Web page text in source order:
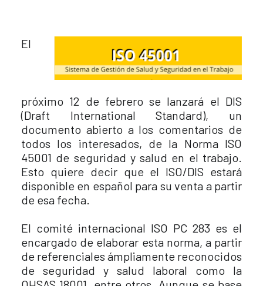
El
próximo 12 de febrero se lanzará el DIS
(Draft International Standard), un
documento abierto a los comentarios de
todos los interesados, de la Norma ISO
45001 de seguridad y salud en el trabajo.
Esto quiere decir que el ISO/DIS estará
disponible en español para su venta a partir
de esa fecha.
El comité internacional ISO PC 283 es el
encargado de elaborar esta norma, a partir
de referenciales ámpliamente reconocidos
de seguridad y salud laboral como la